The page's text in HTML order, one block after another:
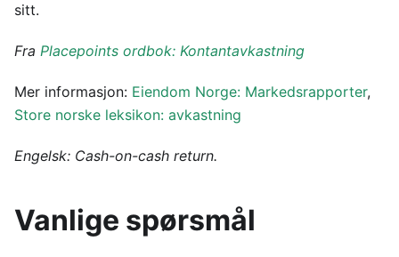
sitt.
Fra Placepoints ordbok: Kontantavkastning
Mer informasjon: Eiendom Norge: Markedsrapporter,
Store norske leksikon: avkastning
Engelsk: Cash-on-cash return.
Vanlige spørsmål